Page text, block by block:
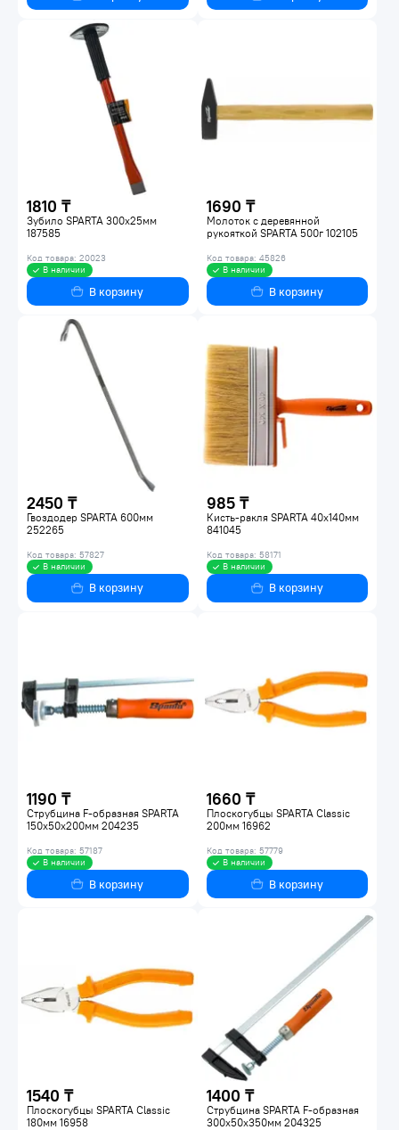
1810 ₸
Зубило SPARTA 300х25мм
187585
Код товара: 20023
В наличии
В корзину
1690 ₸
Молоток с деревянной
рукояткой SPARTA 500г 102105
Код товара: 45826
В наличии
В корзину
2450 ₸
Гвоздодер SPARTA 600мм
252265
Код товара: 57827
В наличии
В корзину
985 ₸
Кисть-ракля SPARTA 40х140мм
841045
Код товара: 58171
В наличии
В корзину
1190 ₸
Струбцина F-образная SPARTA
150х50х200мм 204235
Код товара: 57187
В наличии
В корзину
1660 ₸
Плоскогубцы SPARTA Classic
200мм 16962
Код товара: 57779
В наличии
В корзину
1540 ₸
Плоскогубцы SPARTA Classic
180мм 16958
1400 ₸
Струбцина SPARTA F-образная
300х50х350мм 204325